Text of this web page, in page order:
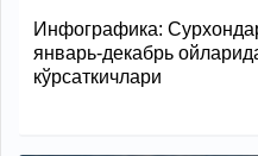
Инфографика:
январь-декабрь
кўрсаткичлари